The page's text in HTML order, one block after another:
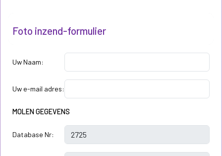
Foto inzend-formulier
Uw Naam:
Uw e-mail adres:
MOLEN GEGEVENS
Database Nr: